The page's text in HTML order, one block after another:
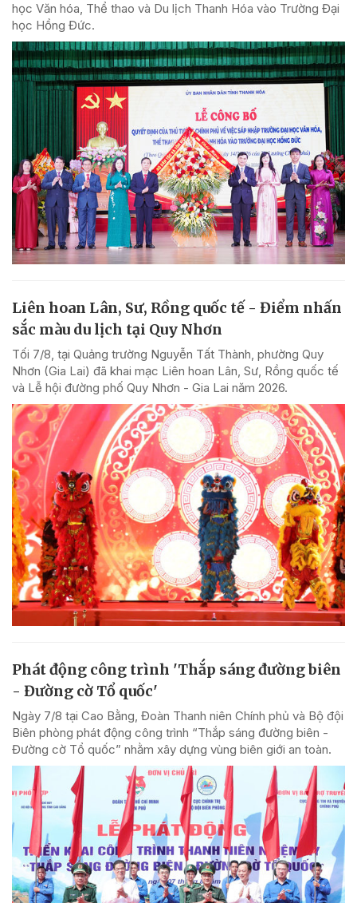
học Văn hóa, Thể thao và Du lịch Thanh Hóa vào Trường Đại
học Hồng Đức.
Liên hoan Lân, Sư, Rồng quốc tế - Điểm nhấn
sắc màu du lịch tại Quy Nhơn
Tối 7/8, tại Quảng trường Nguyễn Tất Thành, phường Quy
Nhơn (Gia Lai) đã khai mạc Liên hoan Lân, Sư, Rồng quốc tế
và Lễ hội đường phố Quy Nhơn - Gia Lai năm 2026.
Phát động công trình 'Thắp sáng đường biên
- Đường cờ Tổ quốc'
Ngày 7/8 tại Cao Bằng, Đoàn Thanh niên Chính phủ và Bộ đội
Biên phòng phát động công trình “Thắp sáng đường biên -
Đường cờ Tổ quốc” nhằm xây dựng vùng biên giới an toàn.